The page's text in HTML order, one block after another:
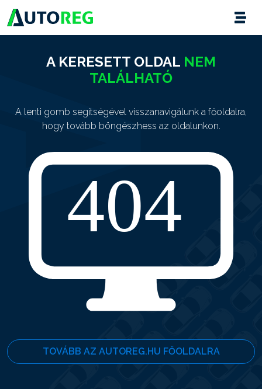
A KERESETT OLDAL NEM
TALÁLHATÓ
A lenti gomb segítségével visszanavigálunk a főoldalra,
hogy tovább böngészhess az oldalunkon.
TOVÁBB AZ AUTOREG.HU FŐOLDALRA